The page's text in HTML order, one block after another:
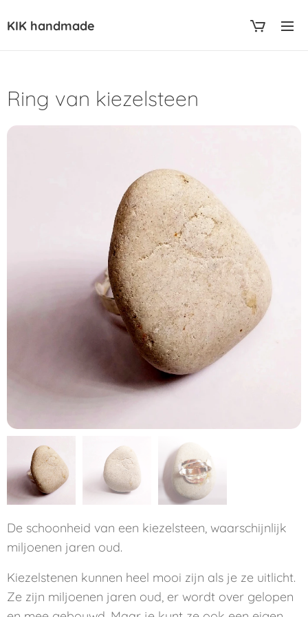
KIK handmade
Ring van kiezelsteen
De schoonheid van een kiezelsteen, waarschijnlijk
miljoenen jaren oud.
Kiezelstenen kunnen heel mooi zijn als je ze uitlicht.
Ze zijn miljoenen jaren oud, er wordt over gelopen